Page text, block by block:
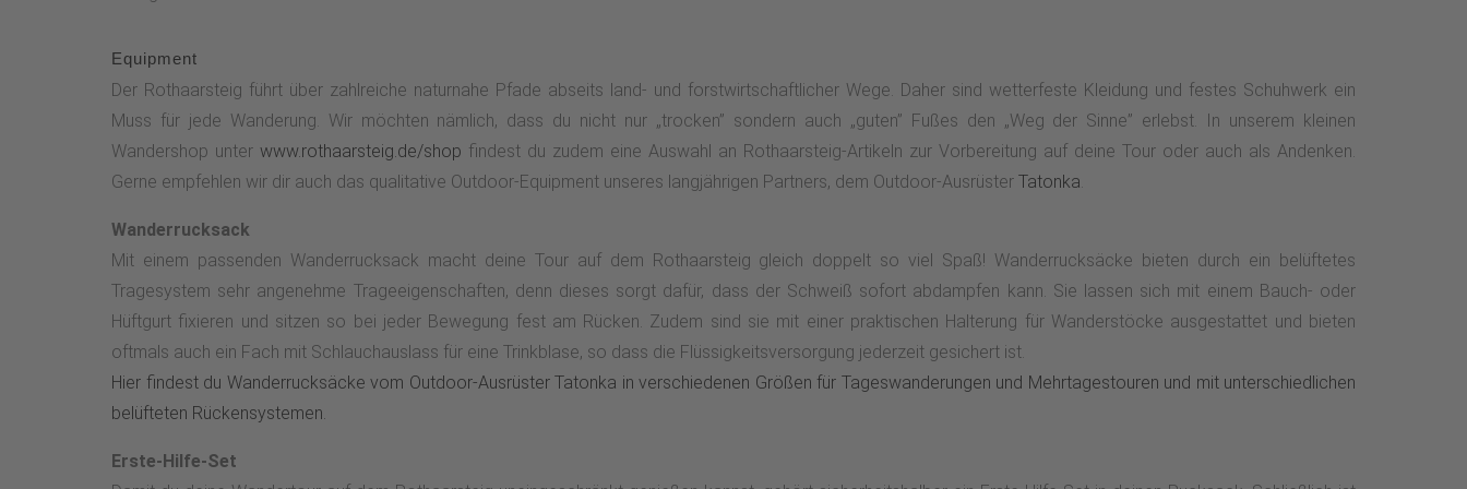
Equipment
Der Rothaarsteig führt über zahlreiche naturnahe Pfade abseits land- und forstwirtschaftlicher Wege. Daher sind wetterfeste Kleidung und festes Schuhwerk ein
Muss für jede Wanderung. Wir möchten nämlich, dass du nicht nur „trocken” sondern auch „guten” Fußes den „Weg der Sinne” erlebst. In unserem kleinen
Wandershop unter www.rothaarsteig.de/shop findest du zudem eine Auswahl an Rothaarsteig-Artikeln zur Vorbereitung auf deine Tour oder auch als Andenken.
Gerne empfehlen wir dir auch das qualitative Outdoor-Equipment unseres langjährigen Partners, dem Outdoor-Ausrüster Tatonka.
Wanderrucksack
Mit einem passenden Wanderrucksack macht deine Tour auf dem Rothaarsteig gleich doppelt so viel Spaß! Wanderrucksäcke bieten durch ein belüftetes
Tragesystem sehr angenehme Trageeigenschaften, denn dieses sorgt dafür, dass der Schweiß sofort abdampfen kann. Sie lassen sich mit einem Bauch- oder
Hüftgurt fixieren und sitzen so bei jeder Bewegung fest am Rücken. Zudem sind sie mit einer praktischen Halterung für Wanderstöcke ausgestattet und bieten
oftmals auch ein Fach mit Schlauchauslass für eine Trinkblase, so dass die Flüssigkeitsversorgung jederzeit gesichert ist.
Hier findest du Wanderrucksäcke vom Outdoor-Ausrüster Tatonka in verschiedenen Größen für Tageswanderungen und Mehrtagestouren und mit unterschiedlichen
belüfteten Rückensystemen.
Erste-Hilfe-Set